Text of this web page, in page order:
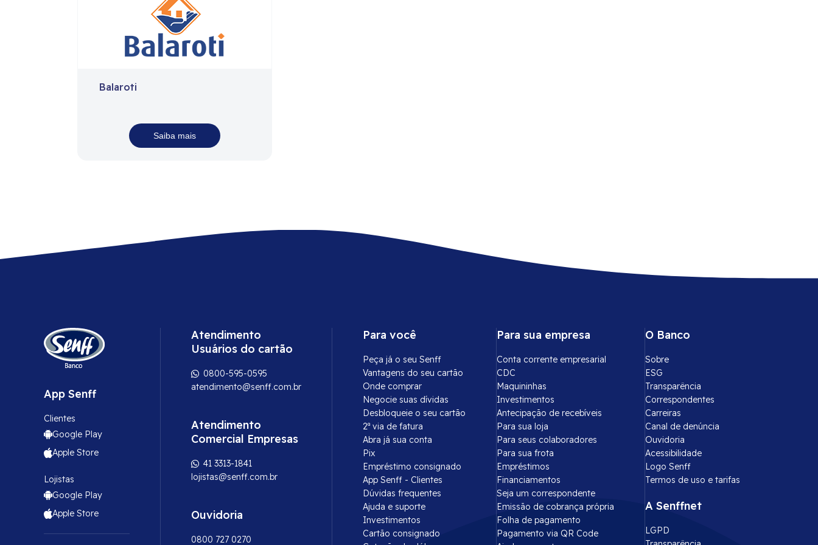
Balaroti
Saiba mais
App Senff
Clientes
Google Play
Apple Store
Lojistas
Google Play
Apple Store
Atendimento
Usuários do cartão
0800-595-0595
atendimento@senff.com.br
Atendimento
Comercial Empresas
41 3313-1841
lojistas@senff.com.br
Ouvidoria
0800 727 0270
Para você
Peça já o seu Senff
Vantagens do seu cartão
Onde comprar
Negocie suas dívidas
Desbloqueie o seu cartão
2ª via de fatura
Abra já sua conta
Pix
Empréstimo consignado
App Senff - Clientes
Dúvidas frequentes
Ajuda e suporte
Investimentos
Cartão consignado
Para sua empresa
Conta corrente empresarial
CDC
Maquininhas
Investimentos
Antecipação de recebíveis
Para sua loja
Para seus colaboradores
Para sua frota
Empréstimos
Financiamentos
Seja um correspondente
Emissão de cobrança própria
Folha de pagamento
Pagamento via QR Code
O Banco
Sobre
ESG
Transparência
Correspondentes
Carreiras
Canal de denúncia
Ouvidoria
Acessibilidade
Logo Senff
Termos de uso e tarifas
A Senffnet
LGPD